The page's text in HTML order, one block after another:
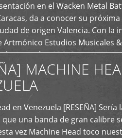
en el Wacken Metal
da a conocer su
de origen Valencia. Con la
Artmónico Estudios Musicales
cumplen 12 […]
MACHINE
en Venezuela [RESEÑA]
una banda de gran calibre
vez Machine Head toco